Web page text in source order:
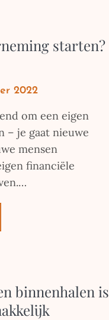
starten?
2022
om een eigen
– je gaat nieuwe
mensen
financiële
binnenhalen is